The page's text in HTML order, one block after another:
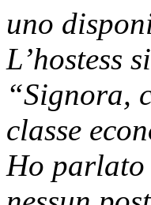
uno
L’hostess
“Signora,
classe
Ho parlato